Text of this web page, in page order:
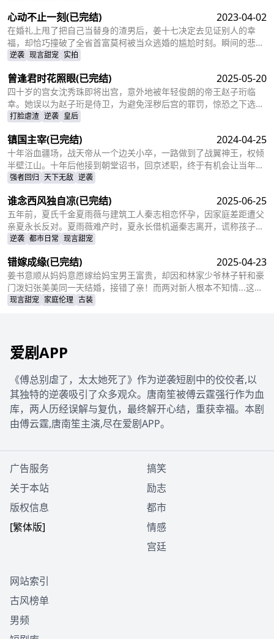
踪与裴家有关，裴家背靠京都五大豪门。为找父亲，他提升实力，婚
后与苏轻眉一同前往京都。
心动不止一刻(已完结) 2023-04-02
在婚礼上甩了把自己当替身的渣男后，姜十七决定去见证别人的幸
福，却恰巧撞破了全省首富莫柯被当众逃婚的尴尬时刻。瞬间的悲愤
交加，让姜十七鼓起勇气见义勇为，上台演着戏嫁给了莫柯。但姜十
现，不仅捣乱了莫柯的计划，还让她闯进了莫柯的心里。事后，莫柯
购买了姜十七所在的公司，成了空降的老板，开始了自己的茫茫追妻
之旅……
逆袭 现言甜宠 实拍
曾逢君时花照眼(已完结) 2025-05-20
四十岁的宫女沈秀珠即将出宫，意外地被年轻俊朗的帝王赵子珩临
幸。她误以为赵子珩是侍卫，为避免淫秽后宫的罪罚，惊恐之下选择
了逃离。六年后，沈秀珠携龙凤胎现身宫廷百子宴，却被亲族羞辱和
贵，成为人人敬仰的皇后，狠狠打了那些人的脸！
打脸虐渣 逆袭 皇后
镇国主宰(已完结) 2024-04-25
十年浴血疆场，战天帝从一个边关小卒，一路做到了战翼神王，权倾
半壁江山。十年后他接到朝堂诏书，回京述职，终于有机会让当年害
自己母亲的仇人为之付出代价
强者回归 天下无敌 逆袭
谁念西风独自凉(已完结) 2025-06-25
五年前，夏氏千金夏雨薇与建筑工人秦志相恋怀孕，因家庭差距遭父
亲夏永长反对。夏雨薇难产时，夏永长借机逼秦志离开，谎称孩子夭
折，实则把孩子小蝶交给秦志。秦志工地事故后失智，父女拾荒为
骗。小蝶为救父接近她，她凭借护身符和鸡汤味道发现真相。夏永长
与江正阳阻挠，夏雨薇救下父女，秦志苏醒，一家团圆，夏永长悔
悟，夏雨薇继承家业，与秦志重归于好。
逆袭 都市日常 现言甜宠
错嫁成缘(已完结) 2025-04-23
姜书意顺从妈妈意愿嫁给妈宝男王富贵，却因和林家少爷林子轩和豪
门泼妇张美美同一天结婚，接错了亲！而两对新人根本不知情...这场
洞错房的闹剧会如何收场？
现言甜宠 家庭伦理 古装
爱剧APP
《傅总别虐了，太太她死了》作为逆袭短剧中的佼佼者,以
其独特的逆袭吸引了众多观众。唐南笙被傅云霆强行作为血
库，两人历经误解与复仇，最终解开心结，重获幸福。本剧
由傅云霆,唐南笙主演,尽在爱剧APP。
广告服务
关于本站
版权信息
[繁体版]
搞笑
励志
都市
情感
宫廷
网站索引
古风榜单
男频